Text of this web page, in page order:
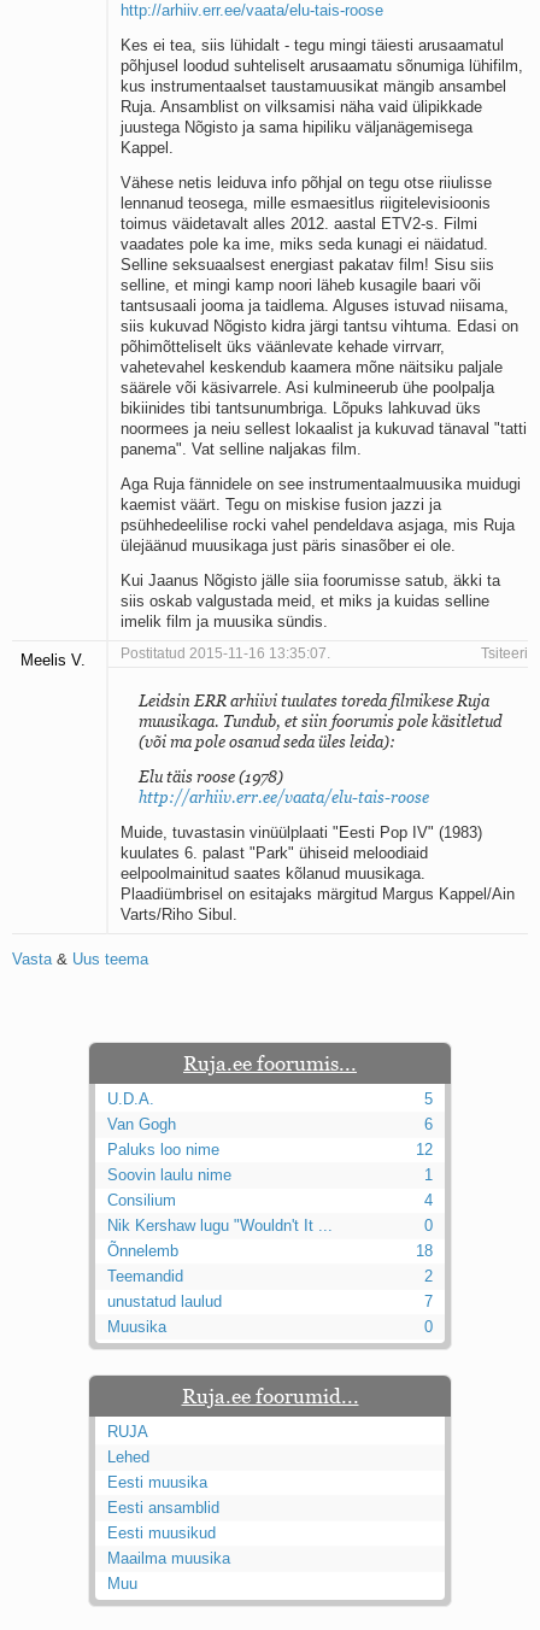
http://arhiiv.err.ee/vaata/elu-tais-roose
Kes ei tea, siis lühidalt - tegu mingi täiesti arusaamatul
põhjusel loodud suhteliselt arusaamatu sõnumiga lühifilm,
kus instrumentaalset taustamuusikat mängib ansambel
Ruja. Ansamblist on vilksamisi näha vaid ülipikkade
juustega Nõgisto ja sama hipiliku väljanägemisega
Kappel.
Vähese netis leiduva info põhjal on tegu otse riiulisse
lennanud teosega, mille esmaesitlus riigitelevisioonis
toimus väidetavalt alles 2012. aastal ETV2-s. Filmi
vaadates pole ka ime, miks seda kunagi ei näidatud.
Selline seksuaalsest energiast pakatav film! Sisu siis
selline, et mingi kamp noori läheb kusagile baari või
tantsusaali jooma ja taidlema. Alguses istuvad niisama,
siis kukuvad Nõgisto kidra järgi tantsu vihtuma. Edasi on
põhimõtteliselt üks väänlevate kehade virrvarr,
vahetevahel keskendub kaamera mõne näitsiku paljale
säärele või käsivarrele. Asi kulmineerub ühe poolpalja
bikiinides tibi tantsunumbriga. Lõpuks lahkuvad üks
noormees ja neiu sellest lokaalist ja kukuvad tänaval "tatti
panema". Vat selline naljakas film.
Aga Ruja fännidele on see instrumentaalmuusika muidugi
kaemist väärt. Tegu on miskise fusion jazzi ja
psühhedeelilise rocki vahel pendeldava asjaga, mis Ruja
ülejäänud muusikaga just päris sinasõber ei ole.
Kui Jaanus Nõgisto jälle siia foorumisse satub, äkki ta
siis oskab valgustada meid, et miks ja kuidas selline
imelik film ja muusika sündis.
Meelis V. Postitatud 2015-11-16 13:35:07. Tsiteeri
Leidsin ERR arhiivi tuulates toreda filmikese Ruja
muusikaga. Tundub, et siin foorumis pole käsitletud
(või ma pole osanud seda üles leida):
Elu täis roose (1978)
http://arhiiv.err.ee/vaata/elu-tais-roose
Muide, tuvastasin vinüülplaati "Eesti Pop IV" (1983)
kuulates 6. palast "Park" ühiseid meloodiaid
eelpoolmainitud saates kõlanud muusikaga.
Plaadiümbrisel on esitajaks märgitud Margus Kappel/Ain
Varts/Riho Sibul.
Vasta& Uus teema
Ruja.ee foorumis...
U.D.A.
5
Van Gogh
6
Paluks loo nime
12
Soovin laulu nime
1
Consilium
4
Nik Kershaw lugu "Wouldn't It ...
0
Õnnelemb
18
Teemandid
2
unustatud laulud
7
Muusika
0
Ruja.ee foorumid...
RUJA
Lehed
Eesti muusika
Eesti ansamblid
Eesti muusikud
Maailma muusika
Muu